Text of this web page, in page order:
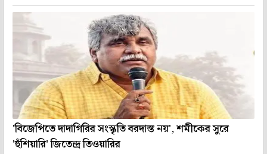
'বিজেপিতে দাদাগিরির সংস্কৃতি বরদাস্ত নয়', শমীকের সুরে
'হুঁশিয়ারি' জিতেন্দ্র তিওয়ারির